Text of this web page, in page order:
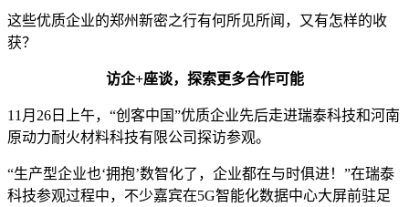
这些优质企业的郑州新密之行有何所见所闻，又有怎样的收
获？
访企+座谈，探索更多合作可能
11月26日上午，“创客中国”优质企业先后走进瑞泰科技和河南
原动力耐火材料科技有限公司探访参观。
“生产型企业也‘拥抱’数智化了，企业都在与时俱进！”在瑞泰
科技参观过程中，不少嘉宾在5G智能化数据中心大屏前驻足